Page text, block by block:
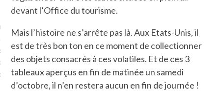
toujours aimé marcher.
conquis mais en
Je ne suis pas une
devant l’Office du tourisme.
Mais l’histoire ne s’arrête pas là. Aux Etats-Unis, il
est de très bon ton en ce moment de collectionner
des objets consacrés à ces volatiles. Et de ces 3
tableaux aperçus en fin de matinée un samedi
d’octobre, il n’en restera aucun en fin de journée !